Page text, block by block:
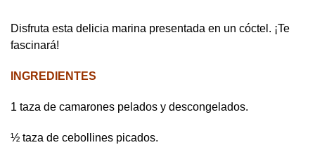
Disfruta esta delicia marina presentada en un cóctel. ¡Te
fascinará!
INGREDIENTES
1 taza de camarones pelados y descongelados.
½ taza de cebollines picados.